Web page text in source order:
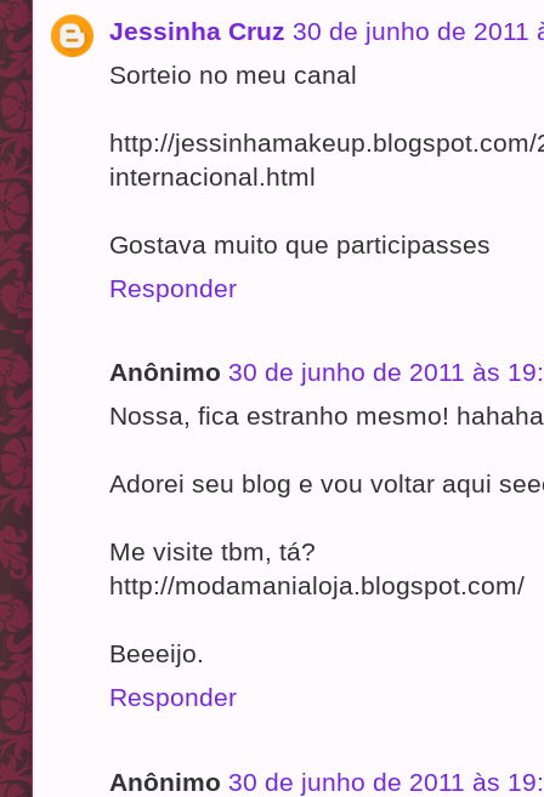
Jessinha Cruz 30 de junho de 2011
Sorteio no meu canal
http://
internacional.html
Gostava muito que participasses
Responder
Anônimo 30 de junho de 2011 às
Nossa, fica estranho mesmo! hahaha
Adorei seu blog e vou voltar aqui
Me visite tbm, tá?
http://modamanialoja.blogspot.com/
Beeeijo.
Responder
Anônimo 30 de junho de 2011 às